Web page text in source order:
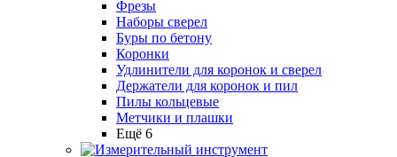
Фрезы
Наборы сверел
Буры по бетону
Коронки
Удлинители для коронок и сверел
Держатели для коронок и пил
Пилы кольцевые
Метчики и плашки
Ещё 6